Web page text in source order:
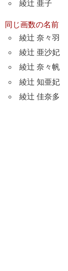
綾辻 亜子
同じ画数の名前
綾辻 奈々羽
綾辻 亜沙妃
綾辻 奈々帆
綾辻 知亜妃
綾辻 佳奈多